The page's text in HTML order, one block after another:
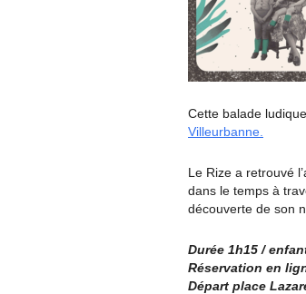
Cette balade
Villeurbanne.
Le Rize a retrouvé
dans le temps à
découverte de son
Durée 1h15 /
Réservation en
Départ place